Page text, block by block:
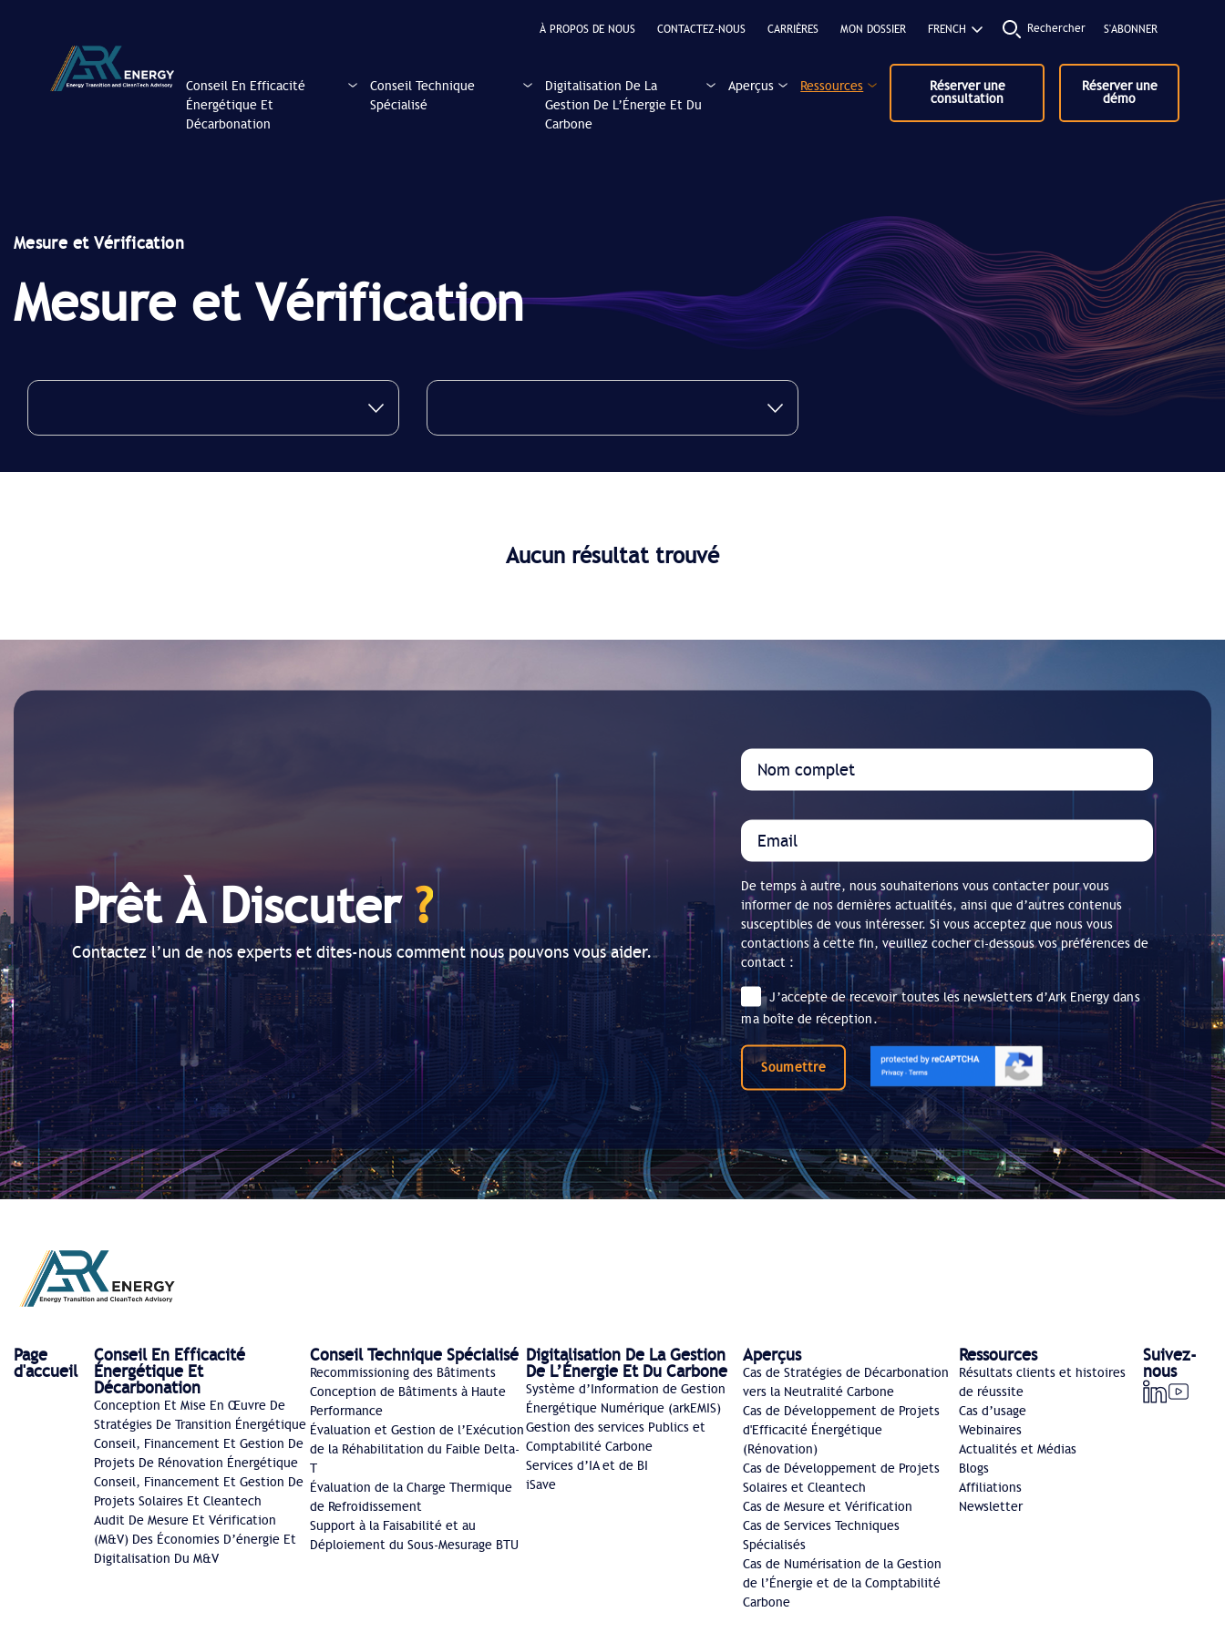
À PROPOS DE NOUS CONTACTEZ-NOUS CARRIÈRES MON DOSSIER Rechercher S'ABONNER
Conseil En Efficacité
Énergétique Et
Décarbonation
Conseil Technique
Spécialisé
Digitalisation De La
Gestion De L’Énergie Et Du
Carbone
Aperçus Ressources
Réserver une
consultation
Réserver une
démo
Mesure et Vérification
Mesure et Vérification
Aucun résultat trouvé
Prêt À Discuter?
Contactez l’un de nos experts et dites-nous comment nous pouvons vous aider.
De temps à autre, nous souhaiterions vous contacter pour vous
informer de nos dernières actualités, ainsi que d’autres contenus
susceptibles de vous intéresser. Si vous acceptez que nous vous
contactions à cette fin, veuillez cocher ci-dessous vos préférences de
contact :
J’accepte de recevoir toutes les newsletters d’Ark Energy dans
ma boîte de réception.
Soumettre
Page
d'accueil
Conseil En Efficacité
Énergétique Et
Décarbonation
Conception Et Mise En Œuvre De
Stratégies De Transition Énergétique
Conseil, Financement Et Gestion De
Projets De Rénovation Énergétique
Conseil, Financement Et Gestion De
Projets Solaires Et Cleantech
Audit De Mesure Et Vérification
(M&V) Des Économies D’énergie Et
Digitalisation Du M&V
Conseil Technique Spécialisé
Recommissioning des Bâtiments
Conception de Bâtiments à Haute
Performance
Évaluation et Gestion de l’Exécution
de la Réhabilitation du Faible Delta-
T
Évaluation de la Charge Thermique
de Refroidissement
Support à la Faisabilité et au
Déploiement du Sous-Mesurage BTU
Digitalisation De La Gestion
De L’Énergie Et Du Carbone
Système d’Information de Gestion
Énergétique Numérique (arkEMIS)
Gestion des services Publics et
Comptabilité Carbone
Services d’IA et de BI
iSave
Aperçus
Cas de Stratégies de Décarbonation
vers la Neutralité Carbone
Cas de Développement de Projets
d'Efficacité Énergétique
(Rénovation)
Cas de Développement de Projets
Solaires et Cleantech
Cas de Mesure et Vérification
Cas de Services Techniques
Spécialisés
Cas de Numérisation de la Gestion
de l’Énergie et de la Comptabilité
Carbone
Ressources
Résultats clients et histoires
de réussite
Cas d’usage
Webinaires
Actualités et Médias
Blogs
Affiliations
Newsletter
Suivez-
nous